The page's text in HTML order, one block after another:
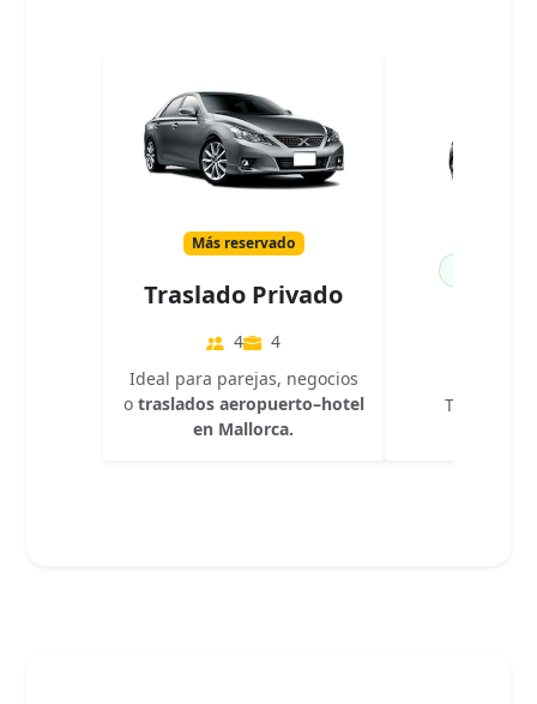
Más reservado
Traslado Privado
4
4
Ideal para parejas, negocios
o traslados aeropuerto–hotel
en Mallorca.
Traslado